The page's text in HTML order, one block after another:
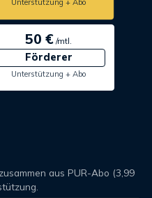
Unterstützung + Abo
50 € /mtl.
Förderer
Unterstützung + Abo
aus PUR-Abo (3,99